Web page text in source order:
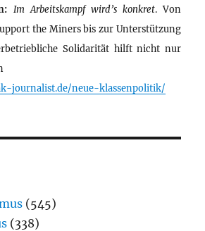
Im Arbeitskampf wird’s konkret. Von
the Miners bis zur Unterstützung
Solidarität hilft nicht nur
journalist.de/neue-klassenpolitik/
(545)
(338)